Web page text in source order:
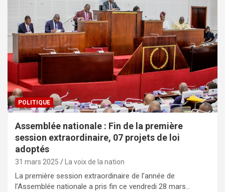
POLITIQUE
Assemblée nationale : Fin de la première
session extraordinaire, 07 projets de loi
adoptés
31 mars 2025 La voix de la nation
La première session extraordinaire de l’année de
l’Assemblée nationale a pris fin ce vendredi 28 mars…